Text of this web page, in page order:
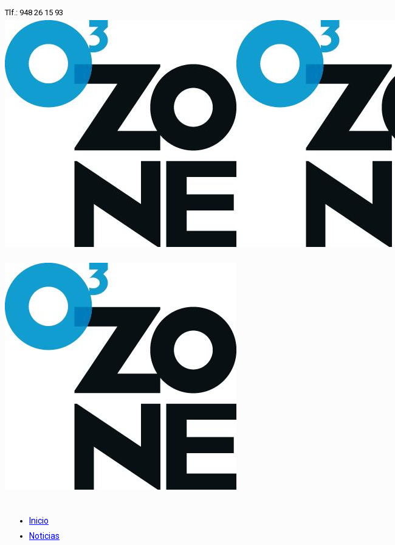
Tlf.: 948 26 15 93
Inicio
Noticias